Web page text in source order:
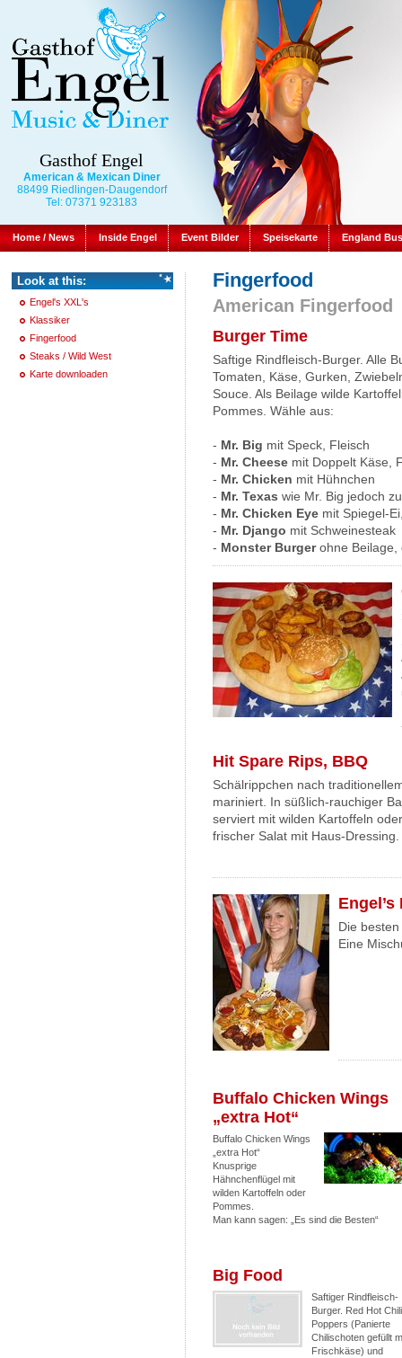
Gasthof Engel
American & Mexican Diner
88499 Riedlingen-Daugendorf
Tel: 07371 923183
Home / News Inside Engel Event Bilder Speisekarte England Bus
Look at this:
Engel's XXL's
Klassiker
Fingerfood
Steaks / Wild West
Karte downloaden
Fingerfood
American Fingerfood
Burger Time
Saftige Rindfleisch-Burger. Alle
Tomaten, Käse, Gurken,
Souce. Als Beilage wilde
Pommes. Wähle aus:
- Mr. Big mit Speck, Fleisch
- Mr. Cheese mit Doppelt Käse,
- Mr. Chicken mit Hühnchen
- Mr. Texas wie Mr. Big jedoch
- Mr. Chicken Eye mit Spiegel-
- Mr. Django mit Schweinesteak
- Monster Burgerohne Beilage,
Hit Spare Rips, BBQ
Schälrippchen nach
mariniert. In süßlich-rauchiger
serviert mit wilden Kartoffeln
frischer Salat mit Haus-Dressing.
Engel’s
Die
Eine
Buffalo Chicken Wings
„extra Hot“
Buffalo Chicken Wings
„extra Hot“
Knusprige
Hähnchenflügel mit
wilden Kartoffeln oder
Pommes.
Man kann sagen: „Es sind die Besten“
Big Food
Saftiger Rindfleisch-
Burger. Red Hot Chili
Poppers (Panierte
Chilischoten gefüllt
Frischkäse) und